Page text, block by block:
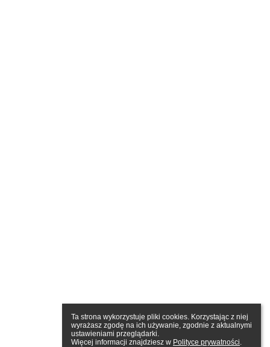
Ta strona wykorzystuje pliki cookies. Korzystając z niej
wyrażasz zgodę na ich używanie, zgodnie z aktualnymi
ustawieniami przeglądarki.
Więcej informacji znajdziesz w Polityce prywatności.